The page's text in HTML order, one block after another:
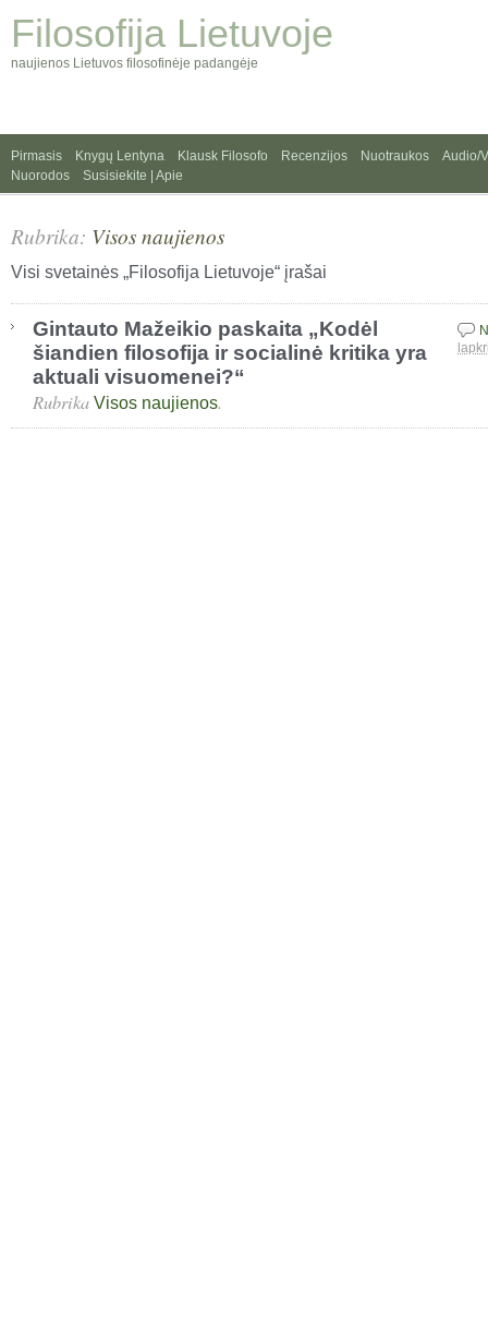
Filosofija Lietuvoje
naujienos Lietuvos filosofinėje padangėje
Pirmasis Knygų Lentyna Klausk Filosofo Recenzijos Nuotraukos
Audio/
Nuorodos
Susisiekite | Apie
Rubrika: Visos naujienos
Visi svetainės „Filosofija Lietuvoje“ įrašai
Gintauto Mažeikio paskaita „Kodėl
šiandien filosofija ir socialinė kritika yra
aktuali visuomenei?“
Rubrika Visos naujienos.